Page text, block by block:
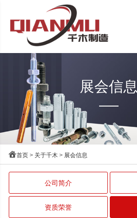
展会信息
首页> 关于千木> 展会信息
公司简介
资质荣誉